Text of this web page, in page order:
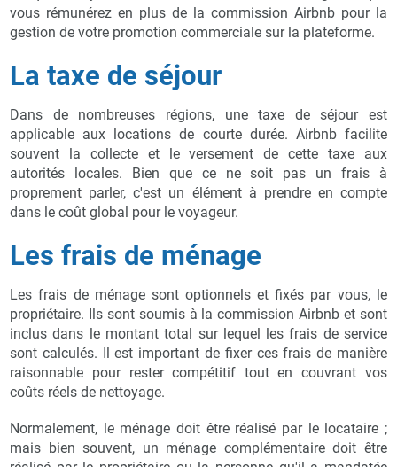
vous rémunérez en plus de la commission Airbnb pour la
gestion de votre promotion commerciale sur la plateforme.
La taxe de séjour
Dans de nombreuses régions, une taxe de séjour est
applicable aux locations de courte durée. Airbnb facilite
souvent la collecte et le versement de cette taxe aux
autorités locales. Bien que ce ne soit pas un frais à
proprement parler, c'est un élément à prendre en compte
dans le coût global pour le voyageur.
Les frais de ménage
Les frais de ménage sont optionnels et fixés par vous, le
propriétaire. Ils sont soumis à la commission Airbnb et sont
inclus dans le montant total sur lequel les frais de service
sont calculés. Il est important de fixer ces frais de manière
raisonnable pour rester compétitif tout en couvrant vos
coûts réels de nettoyage.
Normalement, le ménage doit être réalisé par le locataire ;
mais bien souvent, un ménage complémentaire doit être